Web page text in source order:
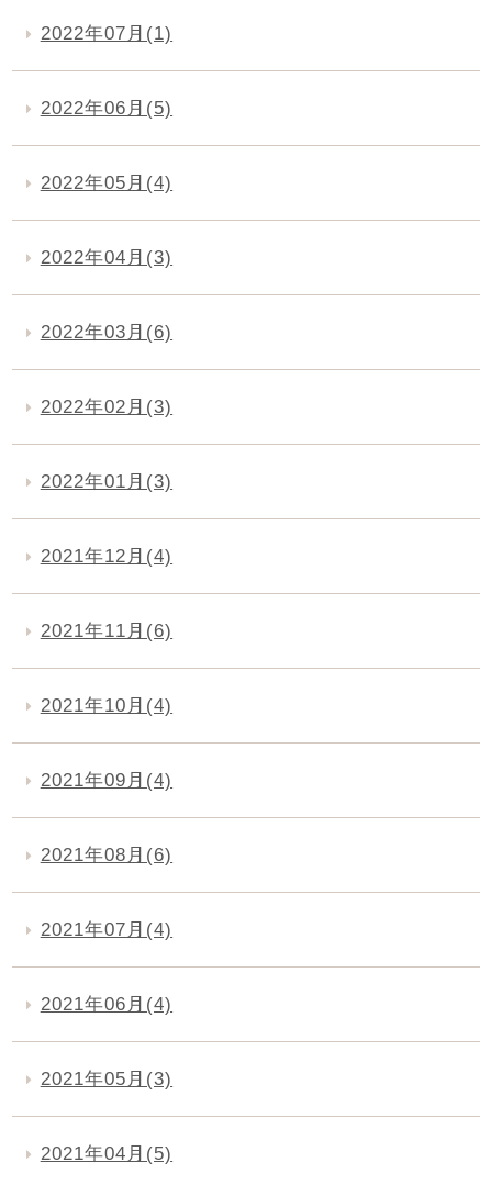
2022年07月(1)
2022年06月(5)
2022年05月(4)
2022年04月(3)
2022年03月(6)
2022年02月(3)
2022年01月(3)
2021年12月(4)
2021年11月(6)
2021年10月(4)
2021年09月(4)
2021年08月(6)
2021年07月(4)
2021年06月(4)
2021年05月(3)
2021年04月(5)